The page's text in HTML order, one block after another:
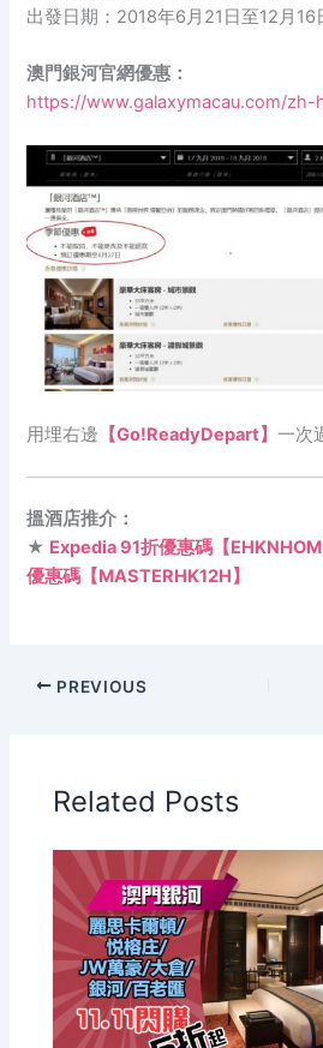
出發日期：2018年6月21日至12月16
澳門銀河官網優惠：
https://www.galaxymacau.com/zh-
用埋右邊 【Go!ReadyDepart】一次
搵酒店推介：
★ Expedia 91折優惠碼【EHKNHOM
優惠碼【MASTERHK12H】
PREVIOUS
Related Posts